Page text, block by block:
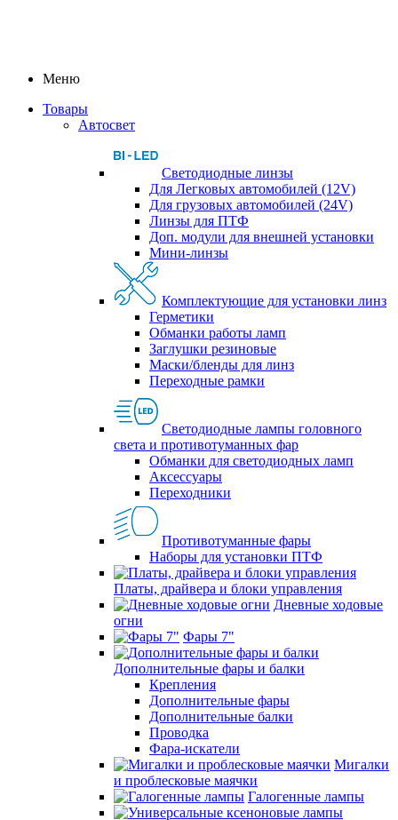
Меню
Товары
Автосвет
Светодиодные линзы
Для Легковых автомобилей (12V)
Для грузовых автомобилей (24V)
Линзы для ПТФ
Доп. модули для внешней установки
Мини-линзы
Комплектующие для установки линз
Герметики
Обманки работы ламп
Заглушки резиновые
Маски/бленды для линз
Переходные рамки
Светодиодные лампы головного
света и противотуманных фар
Обманки для светодиодных ламп
Аксессуары
Переходники
Противотуманные фары
Наборы для установки ПТФ
Платы, драйвера и блоки управления
Дневные ходовые
огни
Фары 7"
Дополнительные фары и балки
Крепления
Дополнительные фары
Дополнительные балки
Проводка
Фара-искатели
Мигалки
и проблесковые маячки
Галогенные лампы